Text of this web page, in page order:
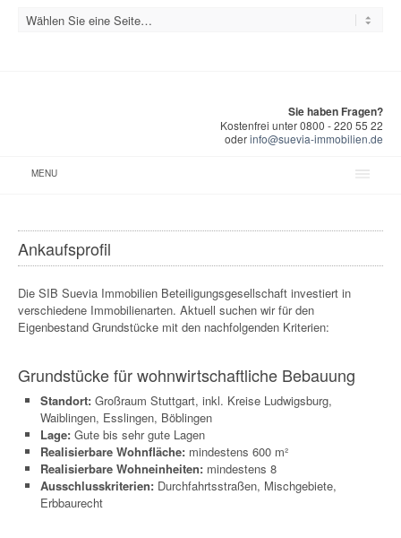
Sie haben Fragen?
Kostenfrei unter 0800 - 220 55 22
oderinfo@suevia-immobilien.de
MENU
Ankaufsprofil
Die SIB Suevia Immobilien Beteiligungsgesellschaft investiert in
verschiedene Immobilienarten. Aktuell suchen wir für den
Eigenbestand Grundstücke mit den nachfolgenden Kriterien:
Grundstücke für wohnwirtschaftliche Bebauung
Standort: Großraum Stuttgart, inkl. Kreise Ludwigsburg,
Waiblingen, Esslingen, Böblingen
Lage: Gute bis sehr gute Lagen
Realisierbare Wohnfläche: mindestens 600 m²
Realisierbare Wohneinheiten: mindestens 8
Ausschlusskriterien: Durchfahrtsstraßen, Mischgebiete,
Erbbaurecht